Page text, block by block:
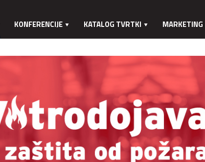
KONFERENCIJE KATALOG TVRTKI MARKETING